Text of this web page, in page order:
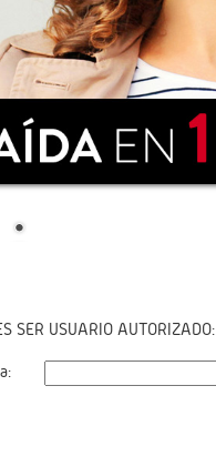
SER USUARIO AUTORIZADO: